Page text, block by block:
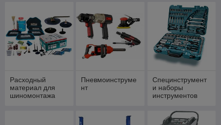
Расходный
материал для
шиномонтажа
Пневмоинструме
нт
Специнструмент
и наборы
инструментов